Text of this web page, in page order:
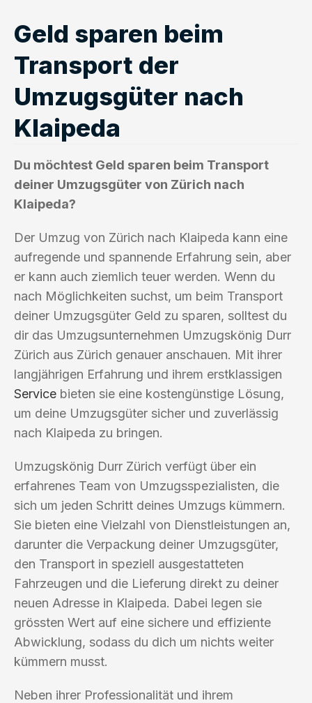
Geld sparen beim
Transport der
Umzugsgüter nach
Klaipeda
Du möchtest Geld sparen beim Transport
deiner Umzugsgüter von Zürich nach
Klaipeda?
Der Umzug von Zürich nach Klaipeda kann eine
aufregende und spannende Erfahrung sein, aber
er kann auch ziemlich teuer werden. Wenn du
nach Möglichkeiten suchst, um beim Transport
deiner Umzugsgüter Geld zu sparen, solltest du
dir das Umzugsunternehmen Umzugskönig Durr
Zürich aus Zürich genauer anschauen. Mit ihrer
langjährigen Erfahrung und ihrem erstklassigen
Service bieten sie eine kostengünstige Lösung,
um deine Umzugsgüter sicher und zuverlässig
nach Klaipeda zu bringen.
Umzugskönig Durr Zürich verfügt über ein
erfahrenes Team von Umzugsspezialisten, die
sich um jeden Schritt deines Umzugs kümmern.
Sie bieten eine Vielzahl von Dienstleistungen an,
darunter die Verpackung deiner Umzugsgüter,
den Transport in speziell ausgestatteten
Fahrzeugen und die Lieferung direkt zu deiner
neuen Adresse in Klaipeda. Dabei legen sie
grössten Wert auf eine sichere und effiziente
Abwicklung, sodass du dich um nichts weiter
kümmern musst.
Neben ihrer Professionalität und ihrem